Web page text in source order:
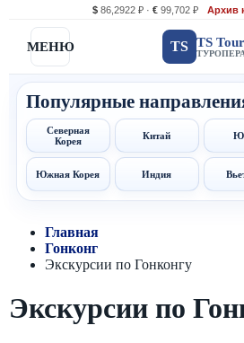
$ 86,2922 ₽ · € 99,702 ₽ Архив
МЕНЮ TS TS
Популярные
Северная
Корея
Китай
Южная Корея Индия
Главная
Гонконг
Экскурсии по Гонконгу
Экскурсии по